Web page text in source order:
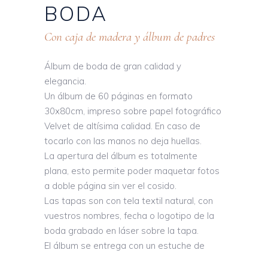
BODA
Con caja de madera y álbum de padres
Álbum de boda de gran calidad y
elegancia.
Un álbum de 60 páginas en formato
30x80cm, impreso sobre papel fotográfico
Velvet de altísima calidad. En caso de
tocarlo con las manos no deja huellas.
La apertura del álbum es totalmente
plana, esto permite poder maquetar fotos
a doble página sin ver el cosido.
Las tapas son con tela textil natural, con
vuestros nombres, fecha o logotipo de la
boda grabado en láser sobre la tapa.
El álbum se entrega con un estuche de